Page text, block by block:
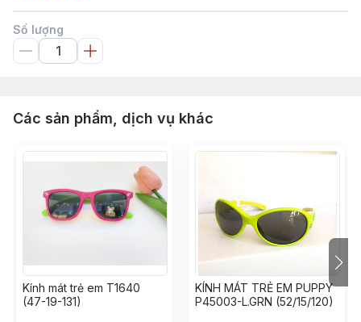
Số lượng
Các sản phẩm, dịch vụ khác
Kính mát trẻ em T1640
(47-19-131)
KÍNH MÁT TRẺ EM PUPPY
P45003-L.GRN (52/15/120)